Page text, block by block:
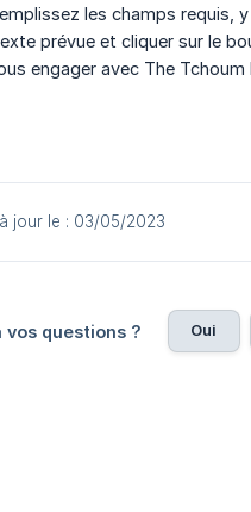
les champs requis,
prévue et cliquer sur le
engager avec The Tchoum
jour le : 03/05/2023
questions ? Oui